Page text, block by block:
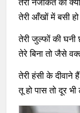
तेरी नजाकत का
तेरी आँखों में बसी
तेरी जुल्फों की
तेरे बिना तो जैसे
तेरी हंसी के
तू हो पास तो दूर